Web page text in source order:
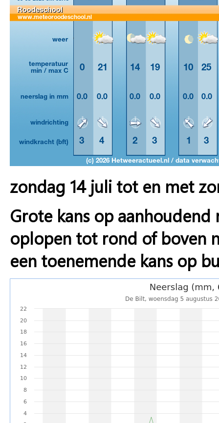
zondag 14 juli tot en met
Grote kans op
oplopen tot rond of boven
een toenemende kans op